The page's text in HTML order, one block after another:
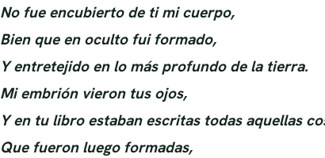
No fue encubierto de ti mi cuerpo,
Bien que en oculto fui formado,
Y entretejido en lo más profundo de la tierra.
Mi embrión vieron tus ojos,
Y en tu libro estaban escritas todas aquellas
Que fueron luego formadas,